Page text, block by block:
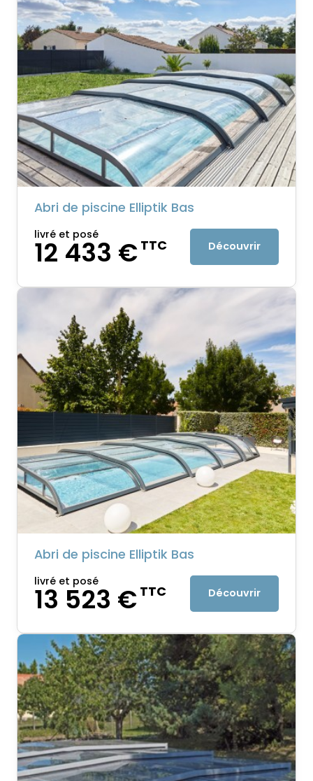
Abri de piscine Elliptik Bas
livré et posé
12 433 €TTC Découvrir
Abri de piscine Elliptik Bas
livré et posé
13 523 €TTC Découvrir